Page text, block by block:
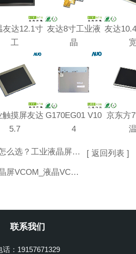
友达12.1寸
工
友达8寸工业液
晶
友达
触摸屏友达
5.7
G170EG01 V10
4
京东方
？工业液晶屏模组采购指南
液晶VCOM是什么意思?
[ 返回列表 ]
联系我们
话：19157671329